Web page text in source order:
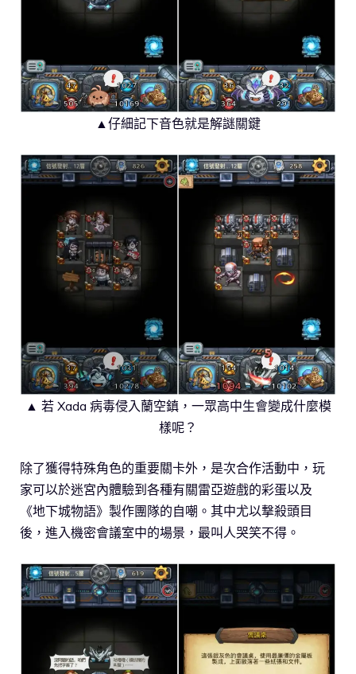
▲仔細記下音色就是解謎關鍵
▲ 若 Xada 病毒侵入蘭空鎮，一眾高中生會變成什麼模
樣呢？
除了獲得特殊角色的重要關卡外，是次合作活動中，玩
家可以於迷宮內體驗到各種有關雷亞遊戲的彩蛋以及
《地下城物語》製作團隊的自嘲。其中尤以撃殺頭目
後，進入機密會議室中的場景，最叫人哭笑不得。